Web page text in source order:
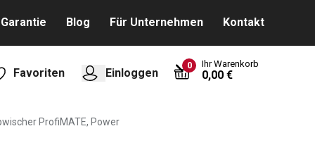
Garantie Blog Für Unternehmen Kontakt
Favoriten Einloggen
0 Ihr Warenkorb
0,00 €
ProfiMATE, Power